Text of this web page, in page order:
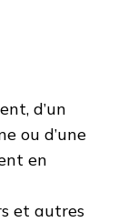
d’un
ou d’une
en
et autres